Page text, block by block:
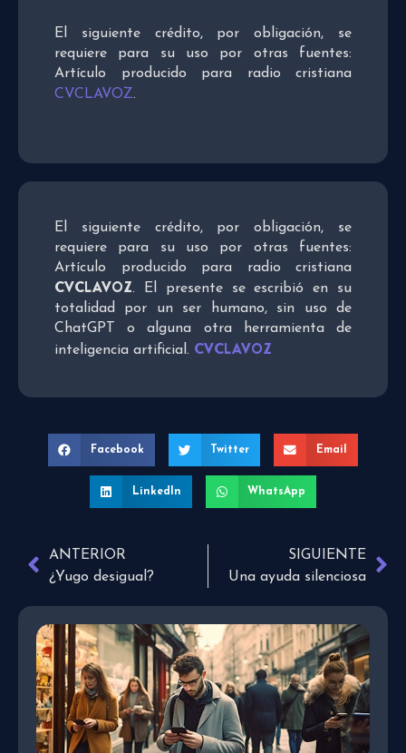
El siguiente crédito, por obligación, se
requiere para su uso por otras fuentes:
Artículo producido para radio cristiana
CVCLAVOZ.
El siguiente crédito, por obligación, se
requiere para su uso por otras fuentes:
Artículo producido para radio cristiana
CVCLAVOZ. El presente se escribió en su
totalidad por un ser humano, sin uso de
ChatGPT o alguna otra herramienta de
inteligencia artificial. CVCLAVOZ
Facebook Twitter Email
LinkedIn WhatsApp
ANTERIOR
¿Yugo desigual?
SIGUIENTE
Una ayuda silenciosa